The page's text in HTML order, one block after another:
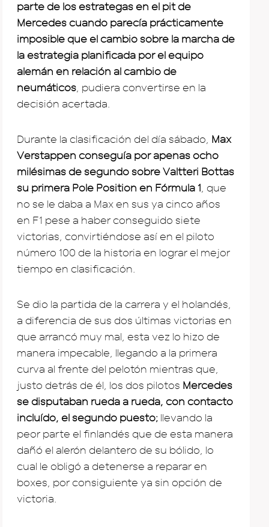
parte de los estrategas en el pit de
Mercedes cuando parecía prácticamente
imposible que el cambio sobre la marcha de
la estrategia planificada por el equipo
alemán en relación al cambio de
neumáticos , pudiera convertirse en la
decisión acertada.
Durante la clasificación del día sábado, Max
Verstappen conseguía por apenas ocho
milésimas de segundo sobre Valtteri Bottas
su primera Pole Position en Fórmula 1 , que
no se le daba a Max en sus ya cinco años
en F1 pese a haber conseguido siete
victorias, convirtiéndose así en el piloto
número 100 de la historia en lograr el mejor
tiempo en clasificación.
Se dio la partida de la carrera y el holandés,
a diferencia de sus dos últimas victorias en
que arrancó muy mal, esta vez lo hizo de
manera impecable, llegando a la primera
curva al frente del pelotón mientras que,
justo detrás de él, los dos pilotos Mercedes
se disputaban rueda a rueda, con contacto
incluído, el segundo puesto; llevando la
peor parte el finlandés que de esta manera
dañó el alerón delantero de su bólido, lo
cual le obligó a detenerse a reparar en
boxes, por consiguiente ya sin opción de
victoria.